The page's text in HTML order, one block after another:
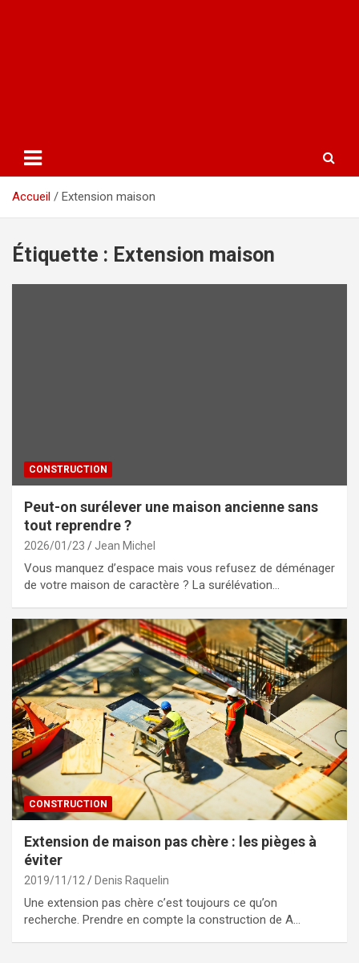
Accueil Extension maison
Étiquette : Extension maison
CONSTRUCTION
Peut-on surélever une maison ancienne sans
tout reprendre ?
2026/01/23 Jean Michel
Vous manquez d’espace mais vous refusez de déménager
de votre maison de caractère ? La surélévation…
CONSTRUCTION
Extension de maison pas chère : les pièges à
éviter
2019/11/12 Denis Raquelin
Une extension pas chère c’est toujours ce qu’on
recherche. Prendre en compte la construction de A…